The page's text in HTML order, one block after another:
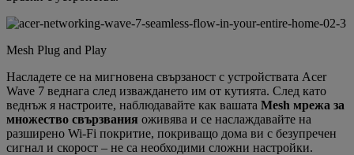
Mesh Plug and Play
Насладете се на мигновена свързаност с устройствата Acer
Wave 7 веднага след изваждането им от кутията. След като
веднъж я настроите, наблюдавайте как вашата Mesh мрежа за
множество свързвания оживява и се наслаждавайте на
разширено Wi-Fi покритие, покриващо дома ви с безупречен
сигнал и скорост – не са необходими сложни настройки.